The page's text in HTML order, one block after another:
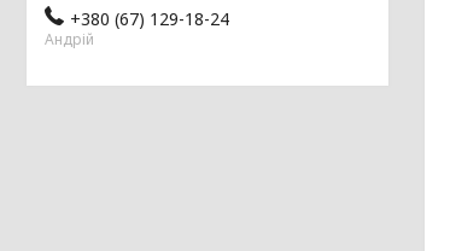
+380 (67) 129-18-24
Андрій